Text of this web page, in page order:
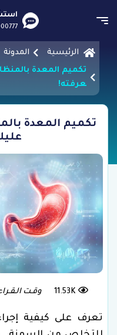
الرئيسية
المدونة
تكميم المعدة
عرفته!
تكميم المعدة
11.53K وقـت الـقـراءة : 6
تعرف على كيفية